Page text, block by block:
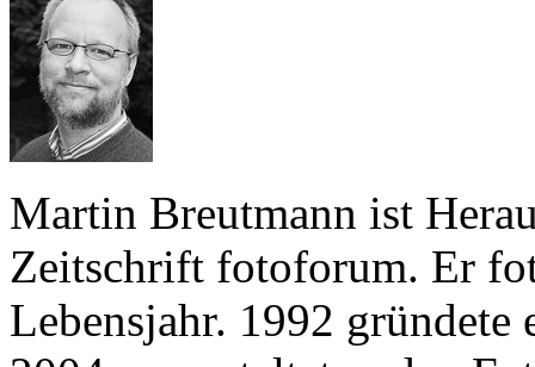
Martin Breutmann ist
Zeitschrift fotoforum. Er
Lebensjahr. 1992